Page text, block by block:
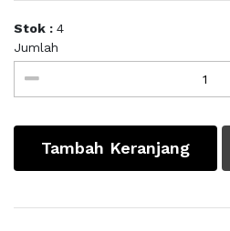
Stok : 4
Jumlah
Tambah Keranjang